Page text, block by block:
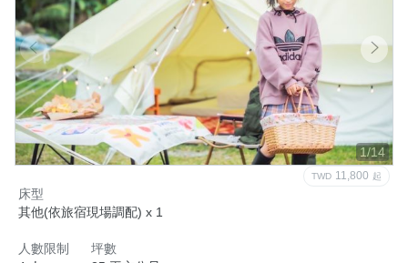
1/14
TWD 11,800 起
床型
其他(依旅宿現場調配) x 1
人數限制
坪數